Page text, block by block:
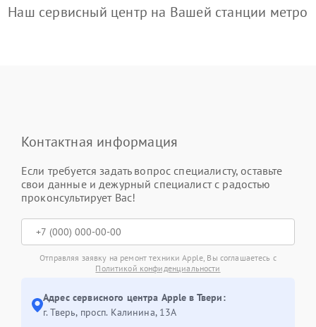
Наш сервисный центр на Вашей станции метро
Контактная информация
Если требуется задать вопрос специалисту, оставьте
свои данные и дежурный специалист с радостью
проконсультирует Вас!
Отправляя заявку на ремонт техники Apple, Вы соглашаетесь с
Политикой конфиденциальности
Адрес сервисного центра Apple в Твери:
г. Тверь, просп. Калинина, 13А